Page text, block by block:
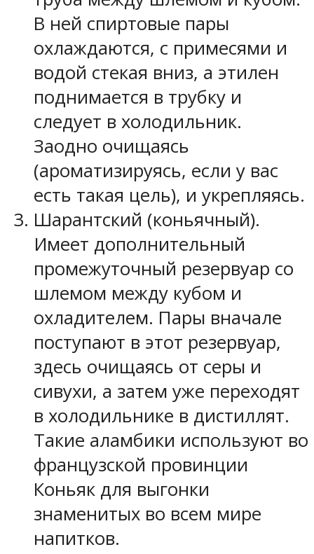
В ней спиртовые пары
охлаждаются, с примесями и
водой стекая вниз, а этилен
поднимается в трубку и
следует в холодильник.
Заодно очищаясь
(ароматизируясь, если у вас
есть такая цель), и укрепляясь.
Шарантский (коньячный).
Имеет дополнительный
промежуточный резервуар со
шлемом между кубом и
охладителем. Пары вначале
поступают в этот резервуар,
здесь очищаясь от серы и
сивухи, а затем уже переходят
в холодильнике в дистиллят.
Такие аламбики используют во
французской провинции
Коньяк для выгонки
знаменитых во всем мире
напитков.